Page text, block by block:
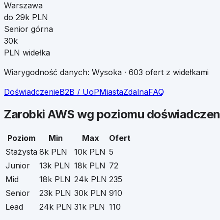
Warszawa
do 29k PLN
Senior górna
30k
PLN widełka
Wiarygodność danych: Wysoka · 603 ofert z widełkami
DoświadczenieB2B / UoPMiastaZdalnaFAQ
ZarobkiAWS wg poziomu
Poziom Min Max
Ofert
Stażysta 8k PLN 10k PLN 5
Junior
13k PLN 18k PLN 72
Mid
18k PLN 24k PLN 235
Senior
23k PLN 30k PLN 910
Lead
24k PLN 31k PLN 110